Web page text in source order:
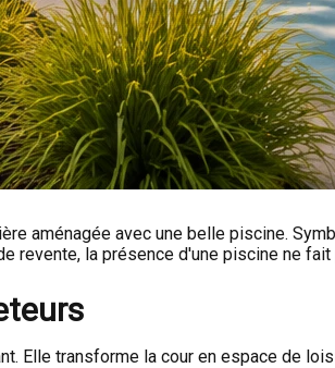
aménagée avec une belle piscine.
la présence d'une piscine ne fait
Elle transforme la cour en espace de